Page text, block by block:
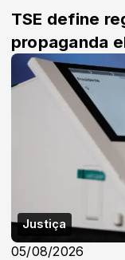
TSE define
propaganda
Justiça
05/08/2026